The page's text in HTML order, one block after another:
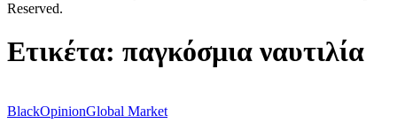
Reserved.
Ετικέτα: παγκόσμια ναυτιλία
BlackOpinionGlobal Market